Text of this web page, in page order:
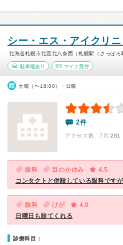
シー・エス・アイクリニ
北海道札幌市北区北八条西（札幌駅（さっぽ
駐車場あり マイナ受付
土曜（〜18:00）・日曜
2件
アクセス数 7月:281
眼科 目のかゆみ
4.5
コンタクトと併設している眼科ですが
眼科 けが
4.0
日曜日も診てくれる
診療科目：